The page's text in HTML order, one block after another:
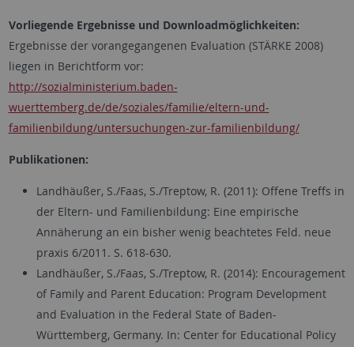
Vorliegende Ergebnisse und Downloadmöglichkeiten:
Ergebnisse der vorangegangenen Evaluation (STÄRKE 2008)
liegen in Berichtform vor:
http://sozialministerium.baden-
wuerttemberg.de/de/soziales/familie/eltern-und-
familienbildung/untersuchungen-zur-familienbildung/
Publikationen:
Landhäußer, S./Faas, S./Treptow, R. (2011): Offene Treffs in
der Eltern- und Familienbildung: Eine empirische
Annäherung an ein bisher wenig beachtetes Feld. neue
praxis 6/2011. S. 618-630.
Landhäußer, S./Faas, S./Treptow, R. (2014): Encouragement
of Family and Parent Education: Program Development
and Evaluation in the Federal State of Baden-
Württemberg, Germany. In: Center for Educational Policy